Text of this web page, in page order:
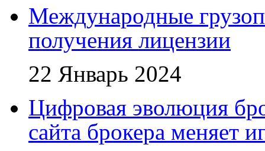
Международные
получения лицензии
22 Январь 2024
Цифровая эволюция
сайта брокера меняет